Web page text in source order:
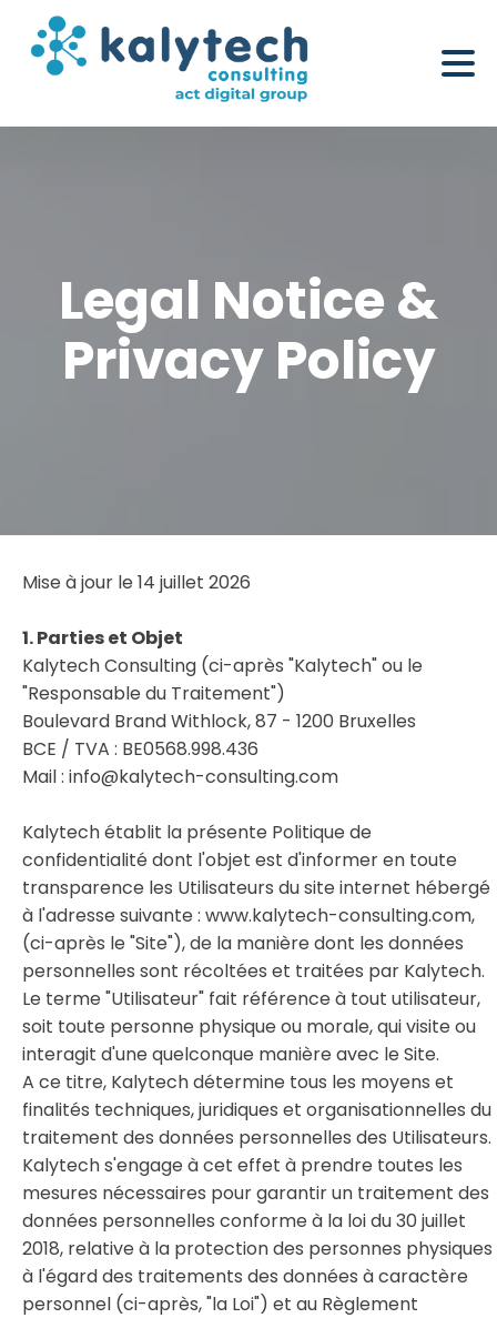
Legal Notice &
Privacy Policy
Mise à jour le 14 juillet 2026
1. Parties et Objet
Kalytech Consulting (ci-après "Kalytech" ou le
"Responsable du Traitement")
Boulevard Brand Withlock, 87 - 1200 Bruxelles
BCE / TVA : BE0568.998.436
Mail : info@kalytech-consulting.com
Kalytech établit la présente Politique de
confidentialité dont l'objet est d'informer en toute
transparence les Utilisateurs du site internet hébergé
à l'adresse suivante : www.kalytech-consulting.com,
(ci-après le "Site"), de la manière dont les données
personnelles sont récoltées et traitées par Kalytech.
Le terme "Utilisateur" fait référence à tout utilisateur,
soit toute personne physique ou morale, qui visite ou
interagit d'une quelconque manière avec le Site.
A ce titre, Kalytech détermine tous les moyens et
finalités techniques, juridiques et organisationnelles du
traitement des données personnelles des Utilisateurs.
Kalytech s'engage à cet effet à prendre toutes les
mesures nécessaires pour garantir un traitement des
données personnelles conforme à la loi du 30 juillet
2018, relative à la protection des personnes physiques
à l'égard des traitements des données à caractère
personnel (ci-après, "la Loi") et au Règlement